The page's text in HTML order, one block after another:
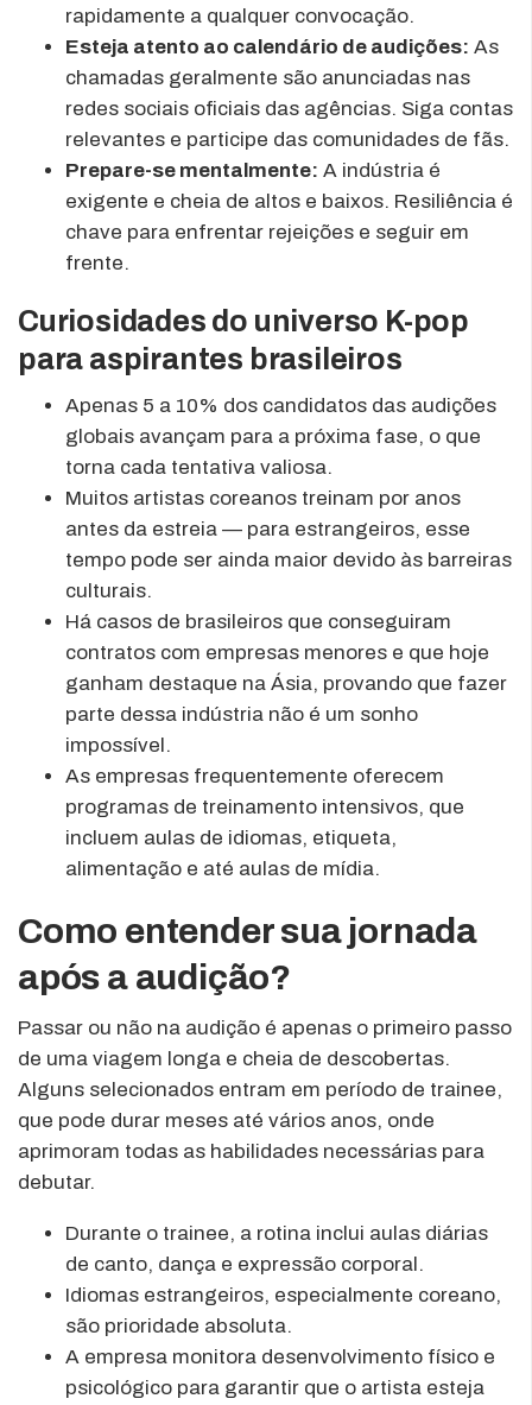
rapidamente a qualquer convocação.
Esteja atento ao calendário de audições: As
chamadas geralmente são anunciadas nas
redes sociais oficiais das agências. Siga contas
relevantes e participe das comunidades de fãs.
Prepare-se mentalmente: A indústria é
exigente e cheia de altos e baixos. Resiliência é
chave para enfrentar rejeições e seguir em
frente.
Curiosidades do universo K-pop
para aspirantes brasileiros
Apenas 5 a 10% dos candidatos das audições
globais avançam para a próxima fase, o que
torna cada tentativa valiosa.
Muitos artistas coreanos treinam por anos
antes da estreia — para estrangeiros, esse
tempo pode ser ainda maior devido às barreiras
culturais.
Há casos de brasileiros que conseguiram
contratos com empresas menores e que hoje
ganham destaque na Ásia, provando que fazer
parte dessa indústria não é um sonho
impossível.
As empresas frequentemente oferecem
programas de treinamento intensivos, que
incluem aulas de idiomas, etiqueta,
alimentação e até aulas de mídia.
Como entender sua jornada
após a audição?
Passar ou não na audição é apenas o primeiro passo
de uma viagem longa e cheia de descobertas.
Alguns selecionados entram em período de trainee,
que pode durar meses até vários anos, onde
aprimoram todas as habilidades necessárias para
debutar.
Durante o trainee, a rotina inclui aulas diárias
de canto, dança e expressão corporal.
Idiomas estrangeiros, especialmente coreano,
são prioridade absoluta.
A empresa monitora desenvolvimento físico e
psicológico para garantir que o artista esteja